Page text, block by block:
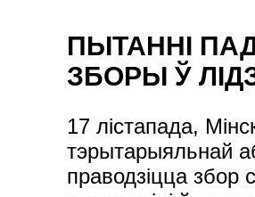
ПЫТАННІ
ЗБОРЫ Ў
17 лістапада,
тэрытарыяльнай
праводзіцца